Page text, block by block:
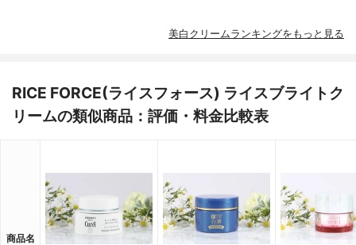
美白クリームランキングをもっと見る
RICE FORCE(ライスフォース) ライスブライトク
リームの類似商品：評価・料金比較表
商品名